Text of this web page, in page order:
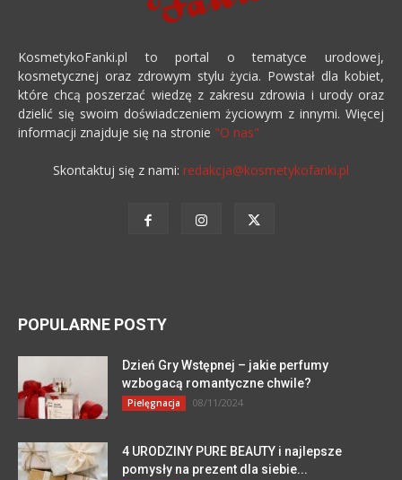
KosmetykoFanki.pl to portal o tematyce urodowej,
kosmetycznej oraz zdrowym stylu życia. Powstał dla kobiet,
które chcą poszerzać wiedzę z zakresu zdrowia i urody oraz
dzielić się swoim doświadczeniem życiowym z innymi. Więcej
informacji znajduje się na stronie "O nas"
Skontaktuj się z nami: redakcja@kosmetykofanki.pl
POPULARNE POSTY
Dzień Gry Wstępnej – jakie perfumy
wzbogacą romantyczne chwile?
Pielęgnacja 08/11/2024
4 URODZINY PURE BEAUTY i najlepsze
pomysły na prezent dla siebie...